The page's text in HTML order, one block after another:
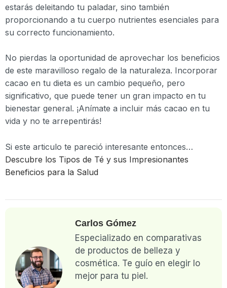
estarás deleitando tu paladar, sino también
proporcionando a tu cuerpo nutrientes esenciales para
su correcto funcionamiento.
No pierdas la oportunidad de aprovechar los beneficios
de este maravilloso regalo de la naturaleza. Incorporar
cacao en tu dieta es un cambio pequeño, pero
significativo, que puede tener un gran impacto en tu
bienestar general. ¡Anímate a incluir más cacao en tu
vida y no te arrepentirás!
Si este articulo te pareció interesante entonces…
Descubre los Tipos de Té y sus Impresionantes
Beneficios para la Salud
Carlos Gómez
Especializado en comparativas
de productos de belleza y
cosmética. Te guío en elegir lo
mejor para tu piel.